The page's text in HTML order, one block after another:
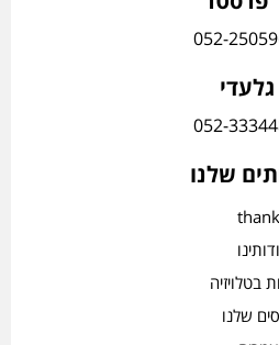
שלנו
בטלויזיה
שלנו